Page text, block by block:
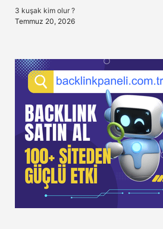
3 kuşak kim olur ?
Temmuz 20, 2026